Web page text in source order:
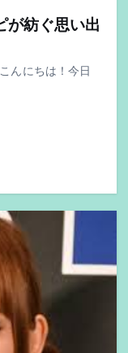
が紡ぐ思い出
んにちは！今日